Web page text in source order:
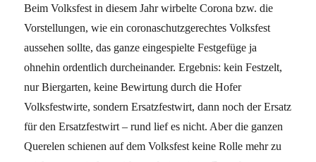
Beim Volksfest in diesem Jahr wirbelte Corona bzw. die
Vorstellungen, wie ein coronaschutzgerechtes Volksfest
aussehen sollte, das ganze eingespielte Festgefüge ja
ohnehin ordentlich durcheinander. Ergebnis: kein Festzelt,
nur Biergarten, keine Bewirtung durch die Hofer
Volksfestwirte, sondern Ersatzfestwirt, dann noch der Ersatz
für den Ersatzfestwirt – rund lief es nicht. Aber die ganzen
Querelen schienen auf dem Volksfest keine Rolle mehr zu